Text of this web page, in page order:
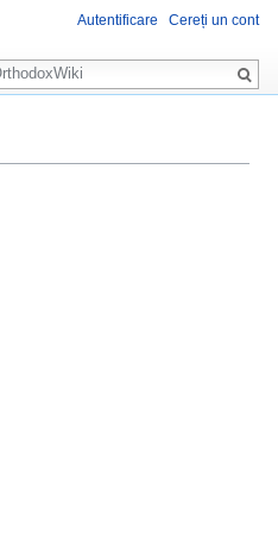
Autentificare Cereți un cont